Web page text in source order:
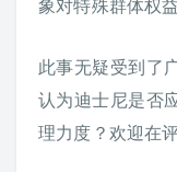
此事无疑受到了
认为迪士尼是否
理力度？欢迎在